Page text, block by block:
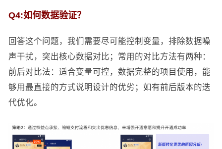
Q4:如何数据验证？
回答这个问题，我们需要尽可能控制变量，排除数据噪
声干扰，突出核心数据对比；常用的对比方法有两种：
前后对比法：适合变量可控，数据完整的项目使用，能
够用最直接的方式说明设计的优劣；如有前后版本的迭
代优化。